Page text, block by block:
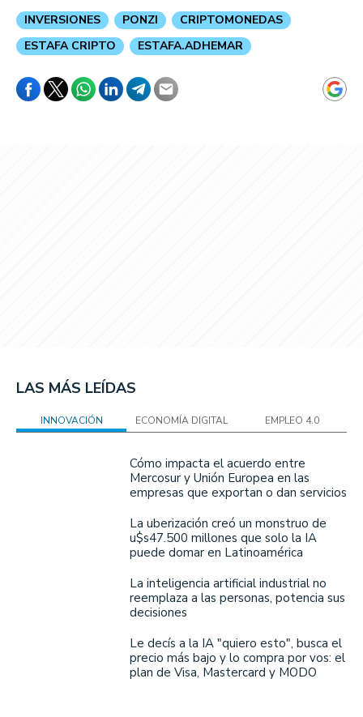
INVERSIONES PONZI
CRIPTOMONEDAS
ESTAFA CRIPTO
ESTAFA.ADHEMAR
LAS MÁS LEÍDAS
INNOVACIÓN ECONOMÍA DIGITAL EMPLEO 4.0
Cómo impacta el acuerdo entre
Mercosur y Unión Europea en las
empresas que exportan o dan servicios
La uberización creó un monstruo de
u$s47.500 millones que solo la IA
puede domar en Latinoamérica
La inteligencia artificial industrial no
reemplaza a las personas, potencia sus
decisiones
Le decís a la IA "quiero esto", busca el
precio más bajo y lo compra por vos: el
plan de Visa, Mastercard y MODO